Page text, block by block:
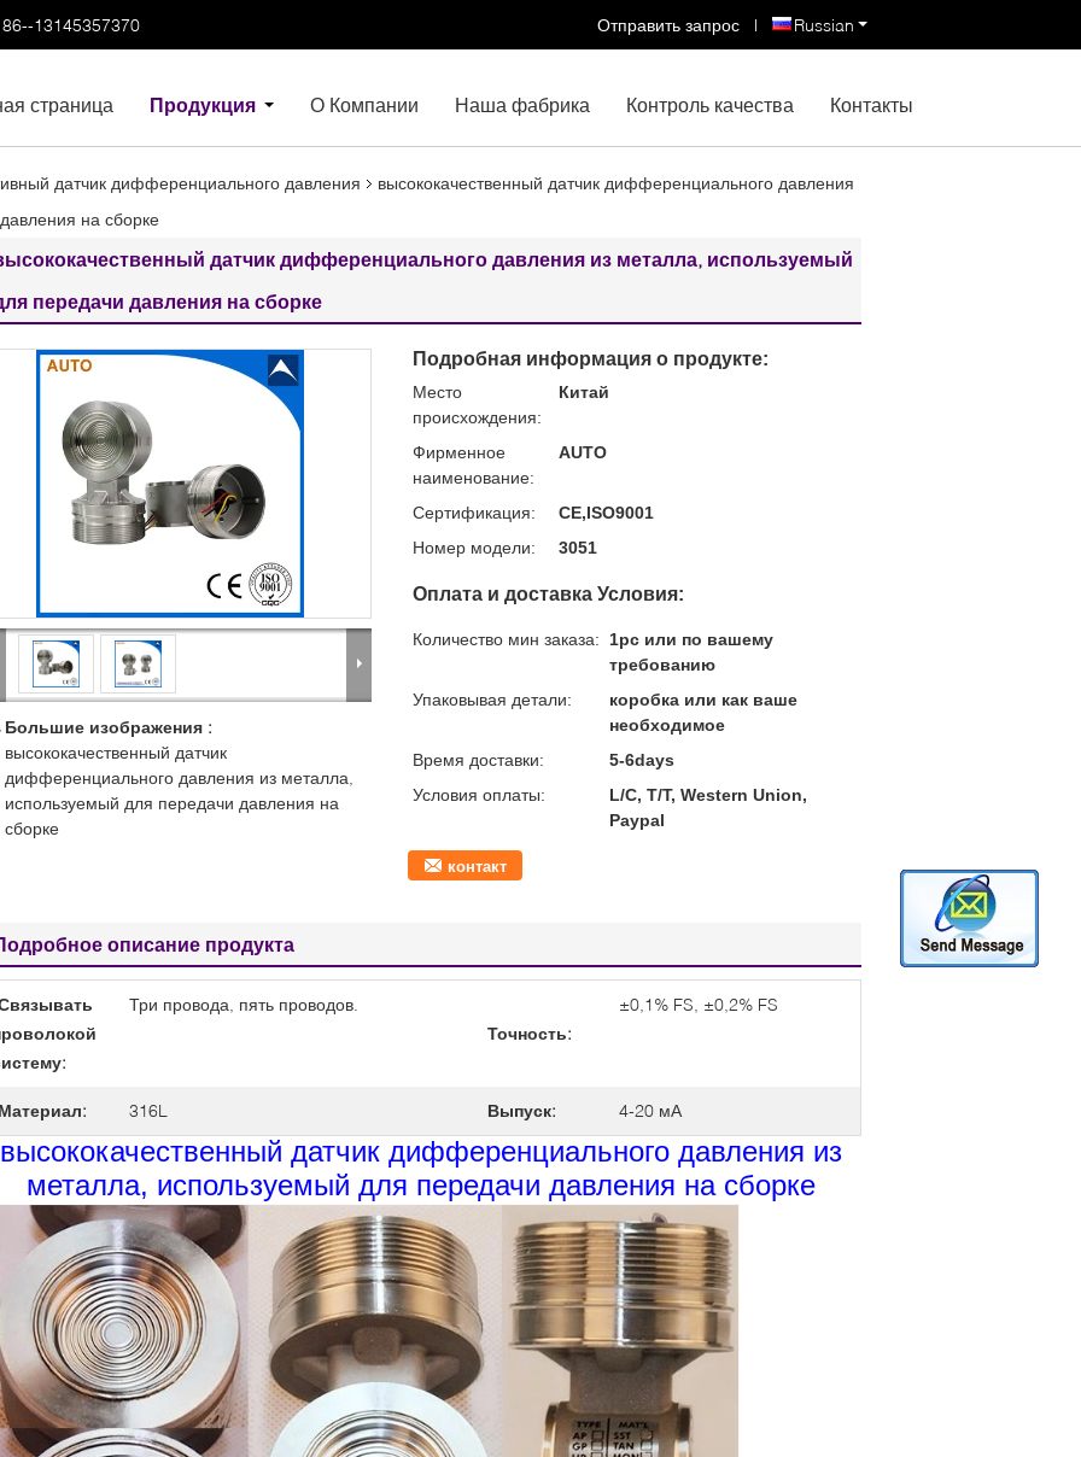
86--13145357370 Russian
Отправить запрос |
страница Продукция О Компании Наша фабрика Контроль качества Контакты
датчик дифференциального давления
высококачественный датчик дифференциального давления
на сборке
датчик дифференциального давления из металла, используемый
передачи давления на сборке
Большие изображения :
высококачественный датчик
дифференциального давления из металла,
используемый для передачи давления на
сборке
Подробная информация о продукте:
Место
происхождения:
Китай
Фирменное
наименование:
AUTO
Сертификация:
CE,ISO9001
Номер модели:
3051
Оплата и доставка Условия:
Количество мин заказа:
1pc или по вашему
требованию
Упаковывая детали:
коробка или как ваше
необходимое
Время доставки:
5-6days
Условия оплаты:
L/C, T/T, Western Union,
Paypal
контакт
описание продукта
Три провода, пять проводов.
Точность:
±0,1% FS, ±0,2% FS
316L Выпуск: 4-20 мА
высококачественный датчик дифференциального давления из
металла, используемый для передачи давления на сборке